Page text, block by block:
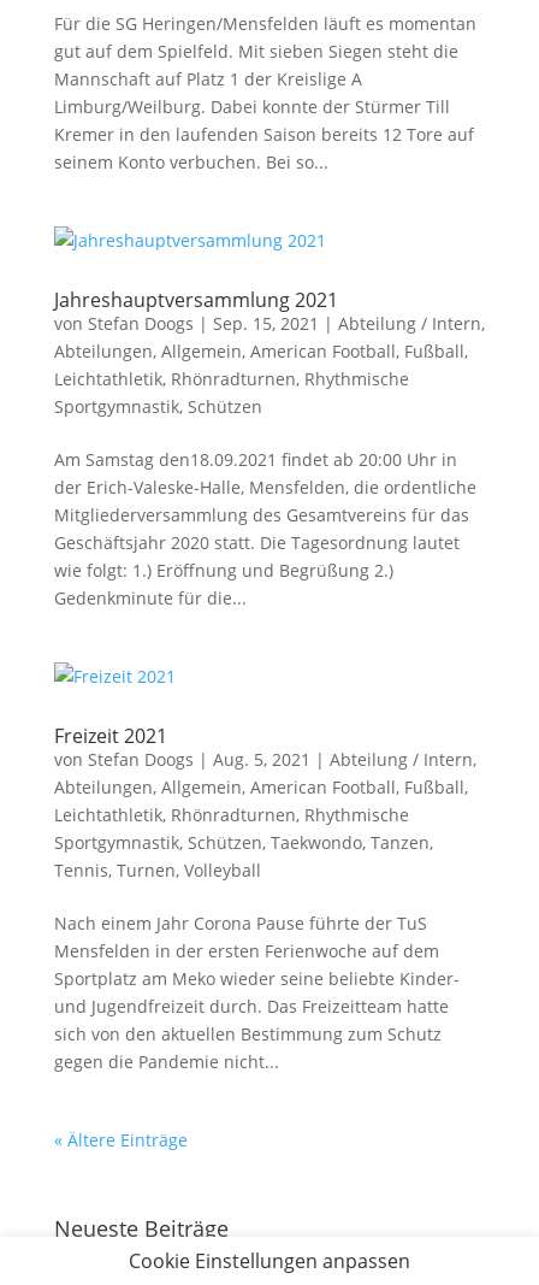
Für die SG Heringen/Mensfelden läuft es momentan
gut auf dem Spielfeld. Mit sieben Siegen steht die
Mannschaft auf Platz 1 der Kreislige A
Limburg/Weilburg. Dabei konnte der Stürmer Till
Kremer in den laufenden Saison bereits 12 Tore auf
seinem Konto verbuchen. Bei so...
Jahreshauptversammlung 2021
von Stefan Doogs | Sep. 15, 2021 | Abteilung / Intern,
Abteilungen, Allgemein, American Football, Fußball,
Leichtathletik, Rhönradturnen, Rhythmische
Sportgymnastik, Schützen
Am Samstag den18.09.2021 findet ab 20:00 Uhr in
der Erich-Valeske-Halle, Mensfelden, die ordentliche
Mitgliederversammlung des Gesamtvereins für das
Geschäftsjahr 2020 statt. Die Tagesordnung lautet
wie folgt: 1.) Eröffnung und Begrüßung 2.)
Gedenkminute für die...
Freizeit 2021
von Stefan Doogs | Aug. 5, 2021 | Abteilung / Intern,
Abteilungen, Allgemein, American Football, Fußball,
Leichtathletik, Rhönradturnen, Rhythmische
Sportgymnastik, Schützen, Taekwondo, Tanzen,
Tennis, Turnen, Volleyball
Nach einem Jahr Corona Pause führte der TuS
Mensfelden in der ersten Ferienwoche auf dem
Sportplatz am Meko wieder seine beliebte Kinder-
und Jugendfreizeit durch. Das Freizeitteam hatte
sich von den aktuellen Bestimmung zum Schutz
gegen die Pandemie nicht...
« Ältere Einträge
Neueste Beiträge
130 Jahre Bergturnfest auf dem Mensfelder Kopf
Cookie Einstellungen anpassen